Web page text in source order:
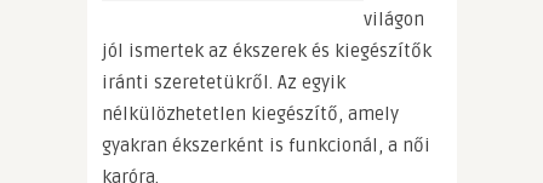
világon
jól ismertek az ékszerek és kiegészítők
iránti szeretetükről. Az egyik
nélkülözhetetlen kiegészítő, amely
gyakran ékszerként is funkcionál, a női
karóra.